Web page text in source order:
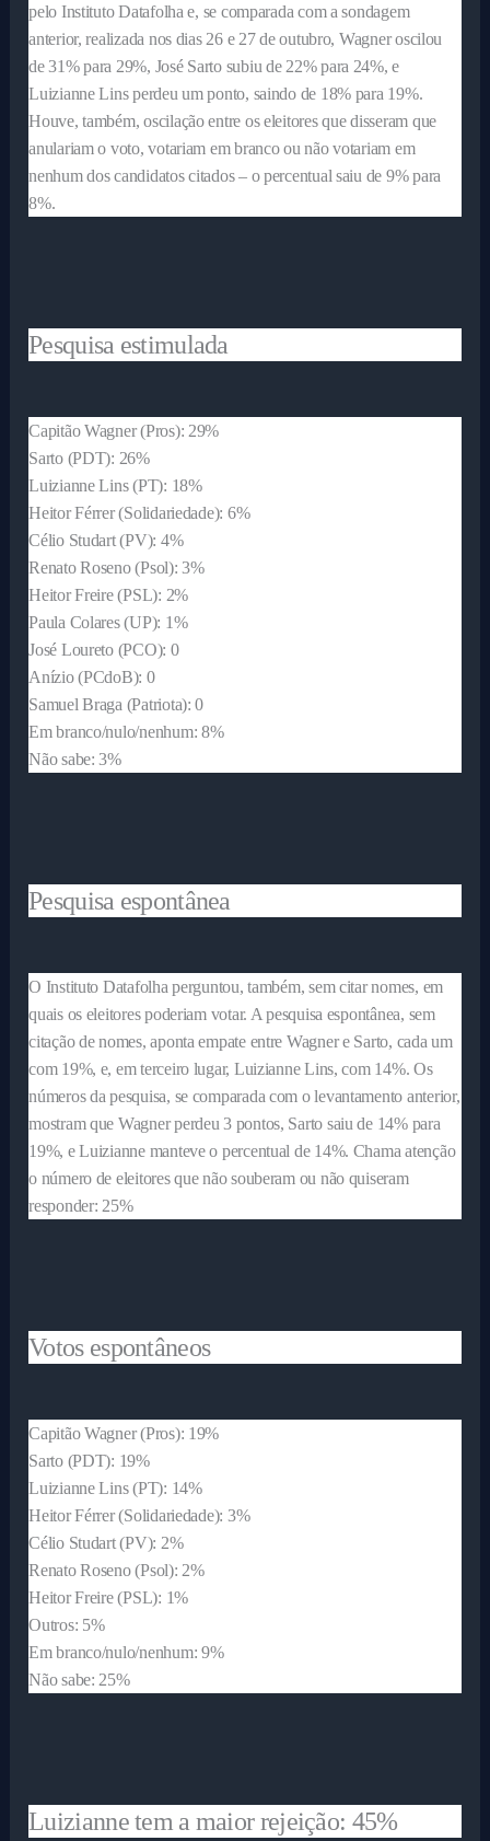
pelo Instituto Datafolha e, se comparada com a sondagem
anterior, realizada nos dias 26 e 27 de outubro, Wagner oscilou
de 31% para 29%, José Sarto subiu de 22% para 24%, e
Luizianne Lins perdeu um ponto, saindo de 18% para 19%.
Houve, também, oscilação entre os eleitores que disseram que
anulariam o voto, votariam em branco ou não votariam em
nenhum dos candidatos citados – o percentual saiu de 9% para
8%.
Pesquisa estimulada
Capitão Wagner (Pros): 29%
Sarto (PDT): 26%
Luizianne Lins (PT): 18%
Heitor Férrer (Solidariedade): 6%
Célio Studart (PV): 4%
Renato Roseno (Psol): 3%
Heitor Freire (PSL): 2%
Paula Colares (UP): 1%
José Loureto (PCO): 0
Anízio (PCdoB): 0
Samuel Braga (Patriota): 0
Em branco/nulo/nenhum: 8%
Não sabe: 3%
Pesquisa espontânea
O Instituto Datafolha perguntou, também, sem citar nomes, em
quais os eleitores poderiam votar. A pesquisa espontânea, sem
citação de nomes, aponta empate entre Wagner e Sarto, cada um
com 19%, e, em terceiro lugar, Luizianne Lins, com 14%. Os
números da pesquisa, se comparada com o levantamento anterior,
mostram que Wagner perdeu 3 pontos, Sarto saiu de 14% para
19%, e Luizianne manteve o percentual de 14%. Chama atenção
o número de eleitores que não souberam ou não quiseram
responder: 25%
Votos espontâneos
Capitão Wagner (Pros): 19%
Sarto (PDT): 19%
Luizianne Lins (PT): 14%
Heitor Férrer (Solidariedade): 3%
Célio Studart (PV): 2%
Renato Roseno (Psol): 2%
Heitor Freire (PSL): 1%
Outros: 5%
Em branco/nulo/nenhum: 9%
Não sabe: 25%
Luizianne tem a maior rejeição: 45%